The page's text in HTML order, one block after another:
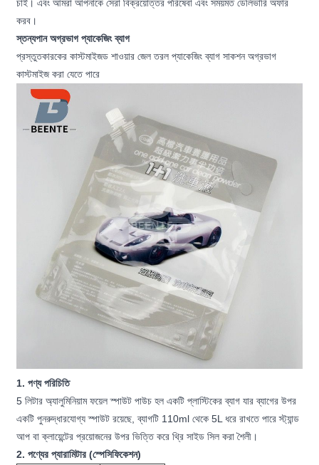
চাই। এবং আমরা আপনাকে সেরা বিক্রয়োত্তর পরিষেবা এবং সময়মত ডেলিভারি অফার
করব।
স্তন্যপান অগ্রভাগ প্যাকেজিং ব্যাগ
প্রস্তুতকারকের কাস্টমাইজড শাওয়ার জেল তরল প্যাকেজিং ব্যাগ সাকশন অগ্রভাগ
কাস্টমাইজ করা যেতে পারে
1. পণ্য পরিচিতি
5 লিটার অ্যালুমিনিয়াম ফয়েল স্পাউট পাউচ হল একটি প্লাস্টিকের ব্যাগ যার ব্যাগের উপর
একটি পুনরুদ্ধারযোগ্য স্পাউট রয়েছে, ব্যাগটি 110ml থেকে 5L ধরে রাখতে পারে স্ট্যান্ড
আপ বা ক্লায়েন্টের প্রয়োজনের উপর ভিত্তি করে থ্রি সাইড সিল করা শৈলী।
2. পণ্যের প্যারামিটার (স্পেসিফিকেশন)